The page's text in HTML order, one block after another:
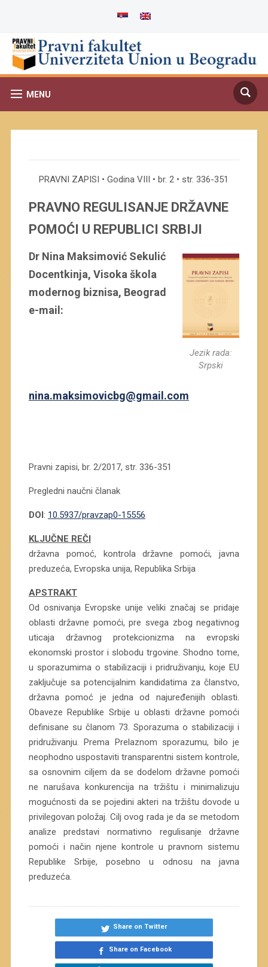
MENU
PRAVNI ZAPISI • Godina VIII • br. 2 • str. 336-351
PRAVNO REGULISANJE DRŽAVNE
POMOĆI U REPUBLICI SRBIJI
Jezik rada:
Srpski
Dr Nina Maksimović Sekulić
Docentkinja, Visoka škola
modernog biznisa, Beograd
e-mail:
nina.maksimovicbg@gmail.com
Pravni zapisi, br. 2/2017, str. 336-351
Pregledni naučni članak
DOI: 10.5937/pravzap0-15556
KLJUČNE REČI
državna pomoć, kontrola državne pomoći, javna
preduzeća, Evropska unija, Republika Srbija
APSTRAKT
Od osnivanja Evropske unije veliki značaj se pridaje
oblasti državne pomoći, pre svega zbog negativnog
uticaja državnog protekcionizma na evropski
ekonomski prostor i slobodu trgovine. Shodno tome,
u sporazumima o stabilizaciji i pridruživanju, koje EU
zaključuje sa potencijalnim kandidatima za članstvo,
državna pomoć je jedna od najuređenijih oblasti.
Obaveze Republike Srbije u oblasti državne pomoći
definisane su članom 73. Sporazuma o stabilizaciji i
pridruživanju. Prema Prelaznom sporazumu, bilo je
neophodno uspostaviti transparentni sistem kontrole,
sa osnovnim ciljem da se dodelom državne pomoći
ne narušava konkurencija na tržištu i minimalizuju
mogućnosti da se pojedini akteri na tržištu dovode u
privilegovan položaj. Cilj ovog rada je da se metodom
analize predstavi normativno regulisanje državne
pomoći i način njene kontrole u pravnom sistemu
Republike Srbije, posebno u odnosu na javna
preduzeća.
Share on Twitter
Share on Facebook